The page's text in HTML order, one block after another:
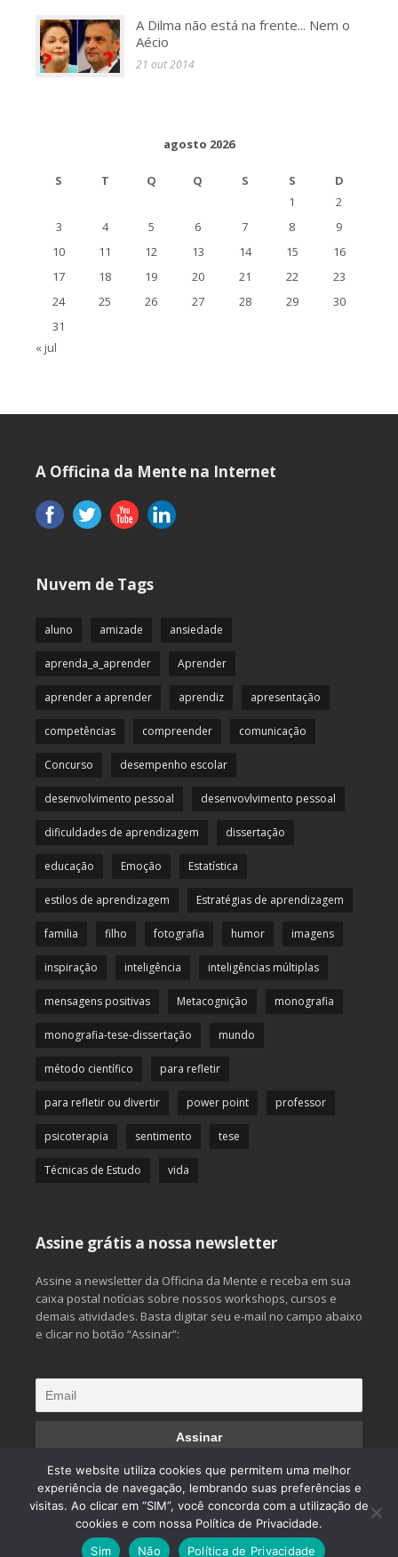
A Dilma não está na frente... Nem o
Aécio
21 out 2014
agosto 2026
S T Q Q S S
D
1
2
3
4 5 6 7 8
9
10
11 12 13 14 15
16
17
18 19 20 21 22
23
24
25 26 27 28 29
30
31
« jul
A Officina da Mente na Internet
Nuvem de Tags
aluno amizade ansiedade
aprenda_a_aprender Aprender
aprender a aprender aprendiz apresentação
competências compreender comunicação
Concurso desempenho escolar
desenvolvimento pessoal desenvovlvimento pessoal
dificuldades de aprendizagem dissertação
educação Emoção Estatística
estilos de aprendizagem Estratégias de aprendizagem
familia filho fotografia humor imagens
inspiração inteligência inteligências múltiplas
mensagens positivas Metacognição monografia
monografia-tese-dissertação mundo
método científico para refletir
para refletir ou divertir power point professor
psicoterapia sentimento tese
Técnicas de Estudo vida
Assine grátis a nossa newsletter
Assine a newsletter da Officina da Mente e receba em sua
caixa postal notícias sobre nossos workshops, cursos e
demais atividades. Basta digitar seu e-mail no campo abaixo
e clicar no botão “Assinar”:
© 2013 Officina da Mente. Todos os direitos reservados.
Desenvolvido porCliqueAqui Comunicação Interativa
Este website utiliza cookies que permitem uma melhor
experiência de navegação, lembrando suas preferências e
visitas. Ao clicar em “SIM”, você concorda com a utilização de
cookies e com nossa Política de Privacidade.
Sim
Não Política de Privacidade